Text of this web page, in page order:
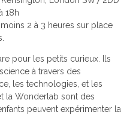
18h
2 à 3 heures sur place
pour les petits curieux. Ils
à travers des
les technologies, et les
la Wonderlab sont des
peuvent expérimenter la